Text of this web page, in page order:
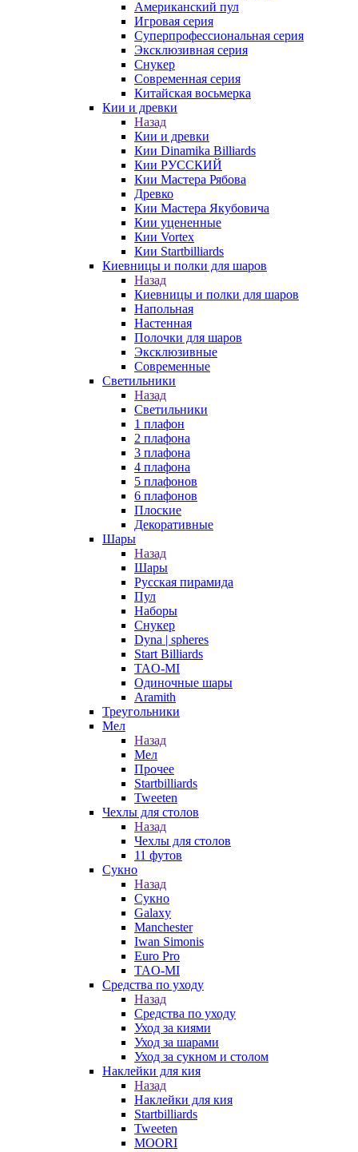
Американский пул
Игровая серия
Суперпрофессиональная серия
Эксклюзивная серия
Снукер
Современная серия
Китайская восьмерка
Кии и древки
Назад
Кии и древки
Кии Dinamika Billiards
Кии РУССКИЙ
Кии Мастера Рябова
Древко
Кии Мастера Якубовича
Кии уцененные
Кии Vortex
Кии Startbilliards
Киевницы и полки для шаров
Назад
Киевницы и полки для шаров
Напольная
Настенная
Полочки для шаров
Эксклюзивные
Современные
Светильники
Назад
Светильники
1 плафон
2 плафона
3 плафона
4 плафона
5 плафонов
6 плафонов
Плоские
Декоративные
Шары
Назад
Шары
Русская пирамида
Пул
Наборы
Снукер
Dyna | spheres
Start Billiards
TAO-MI
Одиночные шары
Aramith
Треугольники
Мел
Назад
Мел
Прочее
Startbilliards
Tweeten
Чехлы для столов
Назад
Чехлы для столов
11 футов
Сукно
Назад
Сукно
Galaxy
Manchester
Iwan Simonis
Euro Pro
TAO-MI
Средства по уходу
Назад
Средства по уходу
Уход за киями
Уход за шарами
Уход за сукном и столом
Наклейки для кия
Назад
Наклейки для кия
Startbilliards
Tweeten
MOORI